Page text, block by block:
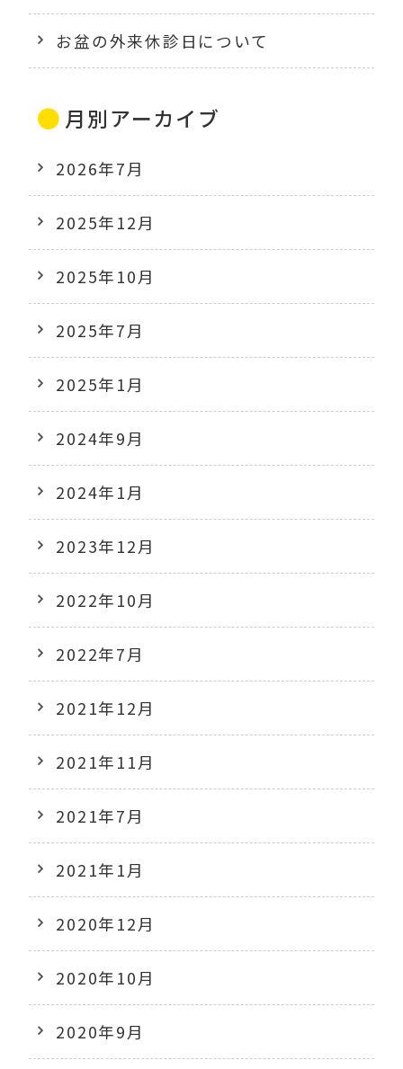
お盆の外来休診日について
月別アーカイブ
2026年7月
2025年12月
2025年10月
2025年7月
2025年1月
2024年9月
2024年1月
2023年12月
2022年10月
2022年7月
2021年12月
2021年11月
2021年7月
2021年1月
2020年12月
2020年10月
2020年9月